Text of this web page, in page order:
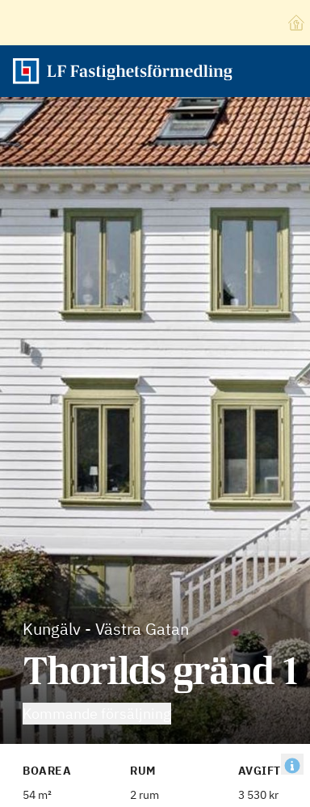
Kungälv - Västra Gatan
Thorilds gränd 1
BOAREA
54 m²
RUM
2 rum
AVGIFT
3 530 kr